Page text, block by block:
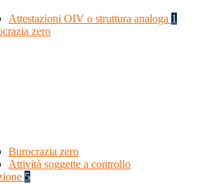
Attestazioni OIV o struttura analoga 1
zero
Burocrazia zero
Attività soggette a controllo
5